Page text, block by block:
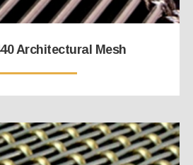
Architectural Mesh